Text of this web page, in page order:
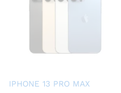
IPHONE 13 PRO MAX